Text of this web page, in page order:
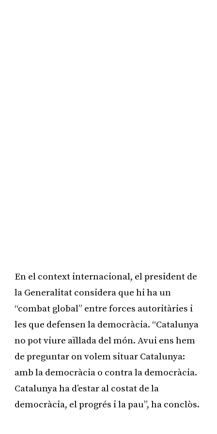
En el context internacional, el president de
la Generalitat considera que hi ha un
“combat global” entre forces autoritàries i
les que defensen la democràcia. “Catalunya
no pot viure aïllada del món. Avui ens hem
de preguntar on volem situar Catalunya:
amb la democràcia o contra la democràcia.
Catalunya ha d’estar al costat de la
democràcia, el progrés i la pau”, ha conclòs.